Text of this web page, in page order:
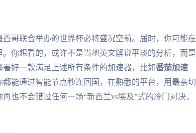
哥联合举办的世界杯必将盛况空前。届时，你可能在
你想看的，或许不是当地英文解说平淡的分析，而是
好一款满足上述所有条件的加速器，比如番茄加速
能通过智能节点秒连回国，在熟悉的平台，用最亲切
也不会错过任何一场“新西兰vs埃及”式的冷门对决，